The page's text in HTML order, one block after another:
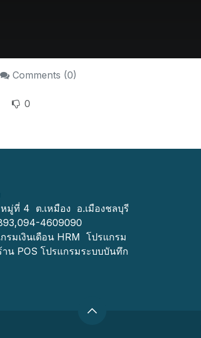
Comments (0)
0
มู่ที่ 4 ต.เหมือง อ.เมืองชลบุรี
4609090
รมเงินเดือน HRM โปรแกรม
น POS โปรแกรมระบบบันทึก